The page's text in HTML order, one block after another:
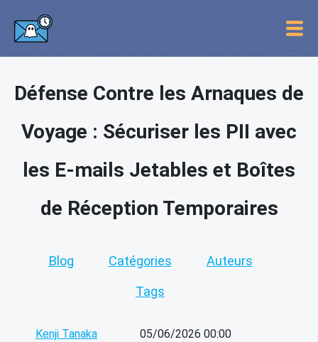
Défense Contre les Arnaques de
Voyage : Sécuriser les PII avec
les E-mails Jetables et Boîtes
de Réception Temporaires
Blog Catégories Auteurs
Tags
Kenji Tanaka 05/06/2026 00:00